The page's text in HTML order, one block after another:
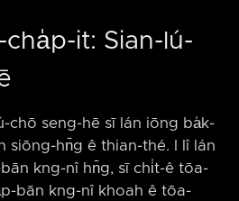
cha̍p-it: Sian-lú-
chō seng-hē sī lán iōng ba̍k-
siōng-hn̄g ê thian-thé. I lî lán
kng-nî hn̄g, sī chi̍t-ê tōa-
bān kng-nî khoah ê tōa-